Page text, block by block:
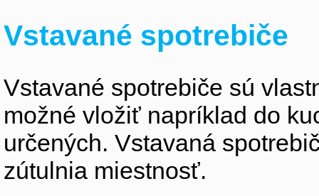
Vstavané spotrebiče
Vstavané spotrebiče sú
možné vložiť napríklad do
určených. Vstavaná
zútulnia miestnosť.